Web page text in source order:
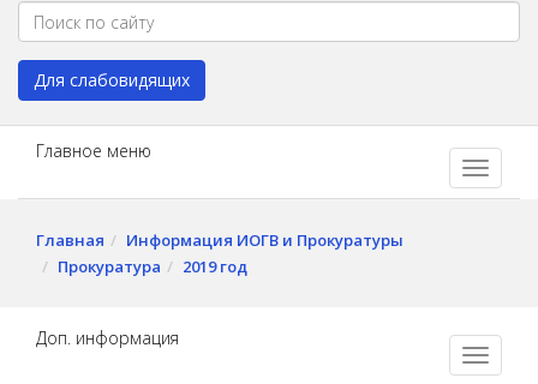
Для слабовидящих
Главное меню
Главная
Информация ИОГВ и Прокуратуры
Прокуратура
2019 год
Доп. информация